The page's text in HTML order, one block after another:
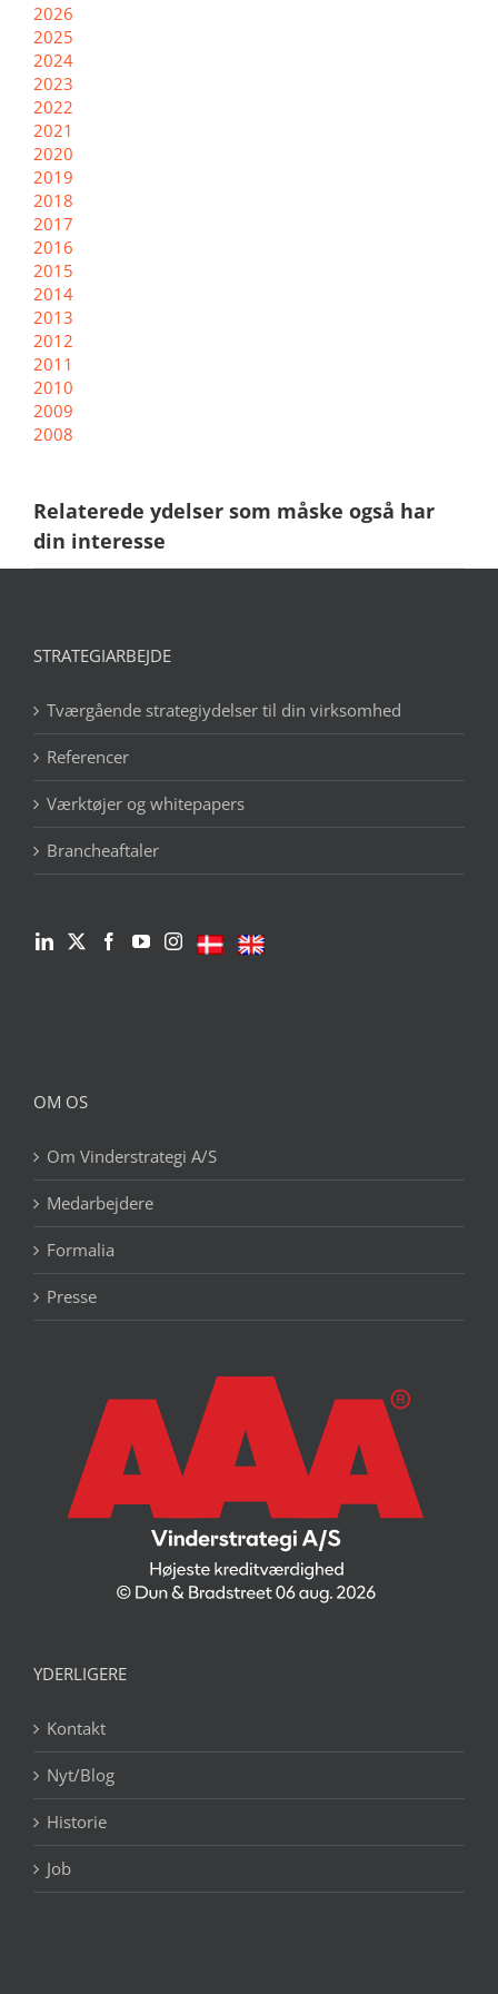
2026
2025
2024
2023
2022
2021
2020
2019
2018
2017
2016
2015
2014
2013
2012
2011
2010
2009
2008
Relaterede ydelser som måske også har
din interesse
STRATEGIARBEJDE
Tværgående strategiydelser til din virksomhed
Referencer
Værktøjer og whitepapers
Brancheaftaler
OM OS
Om Vinderstrategi A/S
Medarbejdere
Formalia
Presse
YDERLIGERE
Kontakt
Nyt/Blog
Historie
Job